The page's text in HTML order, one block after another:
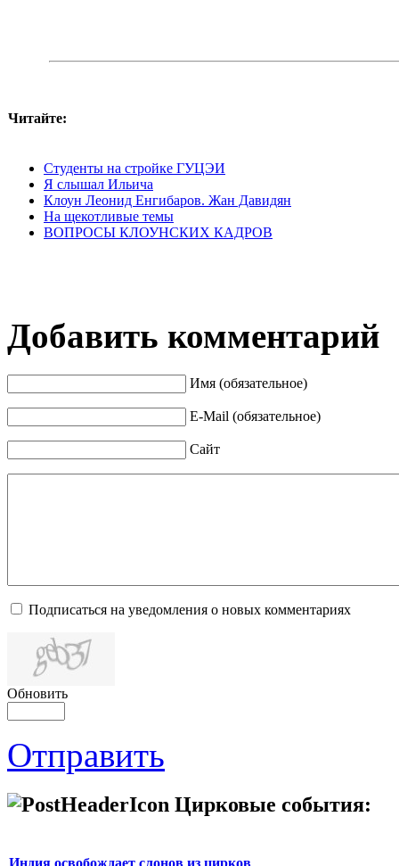
Читайте:
Студенты на стройке ГУЦЭИ
Я слышал Ильича
Клоун Леонид Енгибаров. Жан Давидян
На щекотливые темы
ВОПРОСЫ КЛОУНСКИХ КАДРОВ
Добавить комментарий
Имя (обязательное)
E-Mail (обязательное)
Сайт
Подписаться на уведомления о новых комментариях
Обновить
Отправить
Цирковые события:
Индия освобождает слонов из цирков